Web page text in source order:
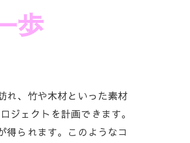
歩
れ、竹や木材といった素材
ジェクトを計画できます。
得られます。このようなコ